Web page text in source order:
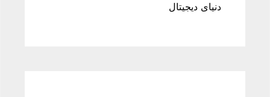
دنیای دیجیتال